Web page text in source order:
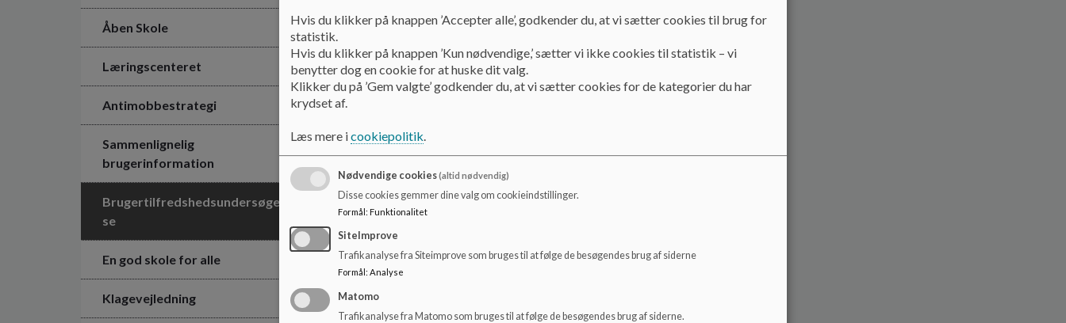
Åben Skole
Læringscenteret
Antimobbestrategi
Sammenlignelig
brugerinformation
Brugertilfredshedsundersøgel
se
En god skole for alle
Klagevejledning
Kolding BTU.pdf
Hvis du klikker på knappen ’Accepter alle’, godkender du, at vi sætter cookies til brug for
statistik.
Hvis du klikker på knappen ’Kun nødvendige,’ sætter vi ikke cookies til statistik – vi
benytter dog en cookie for at huske dit valg.
Klikker du på ’Gem valgte’ godkender du, at vi sætter cookies for de kategorier du har
krydset af.
Læs mere icookiepolitik.
Nødvendige cookies(altid nødvendig)
Disse cookies gemmer dine valg om cookieindstillinger.
Formål: Funktionalitet
SiteImprove
Trafikanalyse fra Siteimprove som bruges til at følge de besøgendes brug af siderne
Formål : Analyse
Matomo
Trafikanalyse fra Matomo som bruges til at følge de besøgendes brug af siderne.